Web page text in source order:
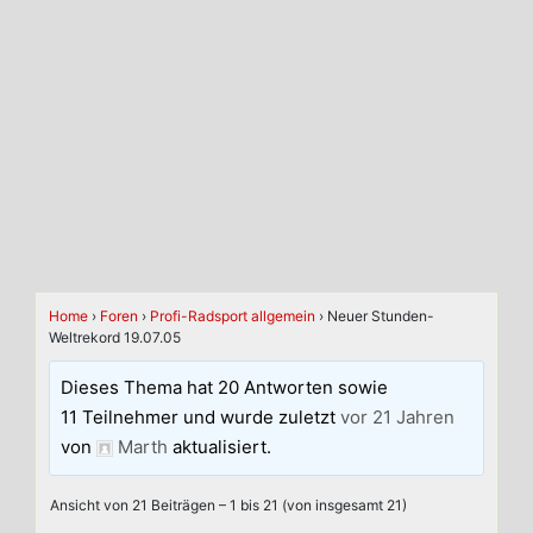
Home › Foren › Profi-Radsport allgemein › Neuer Stunden-
Weltrekord 19.07.05
Dieses Thema hat 20 Antworten sowie
11 Teilnehmer und wurde zuletztvor 21 Jahren
von
Marth aktualisiert.
Ansicht von 21 Beiträgen – 1 bis 21 (von insgesamt 21)